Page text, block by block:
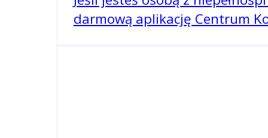
darmową aplikację Centrum